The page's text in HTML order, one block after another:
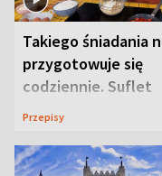
Takiego śniadania
przygotowuje się
codziennie. Suflet
serowy zachwyca
Przepisy